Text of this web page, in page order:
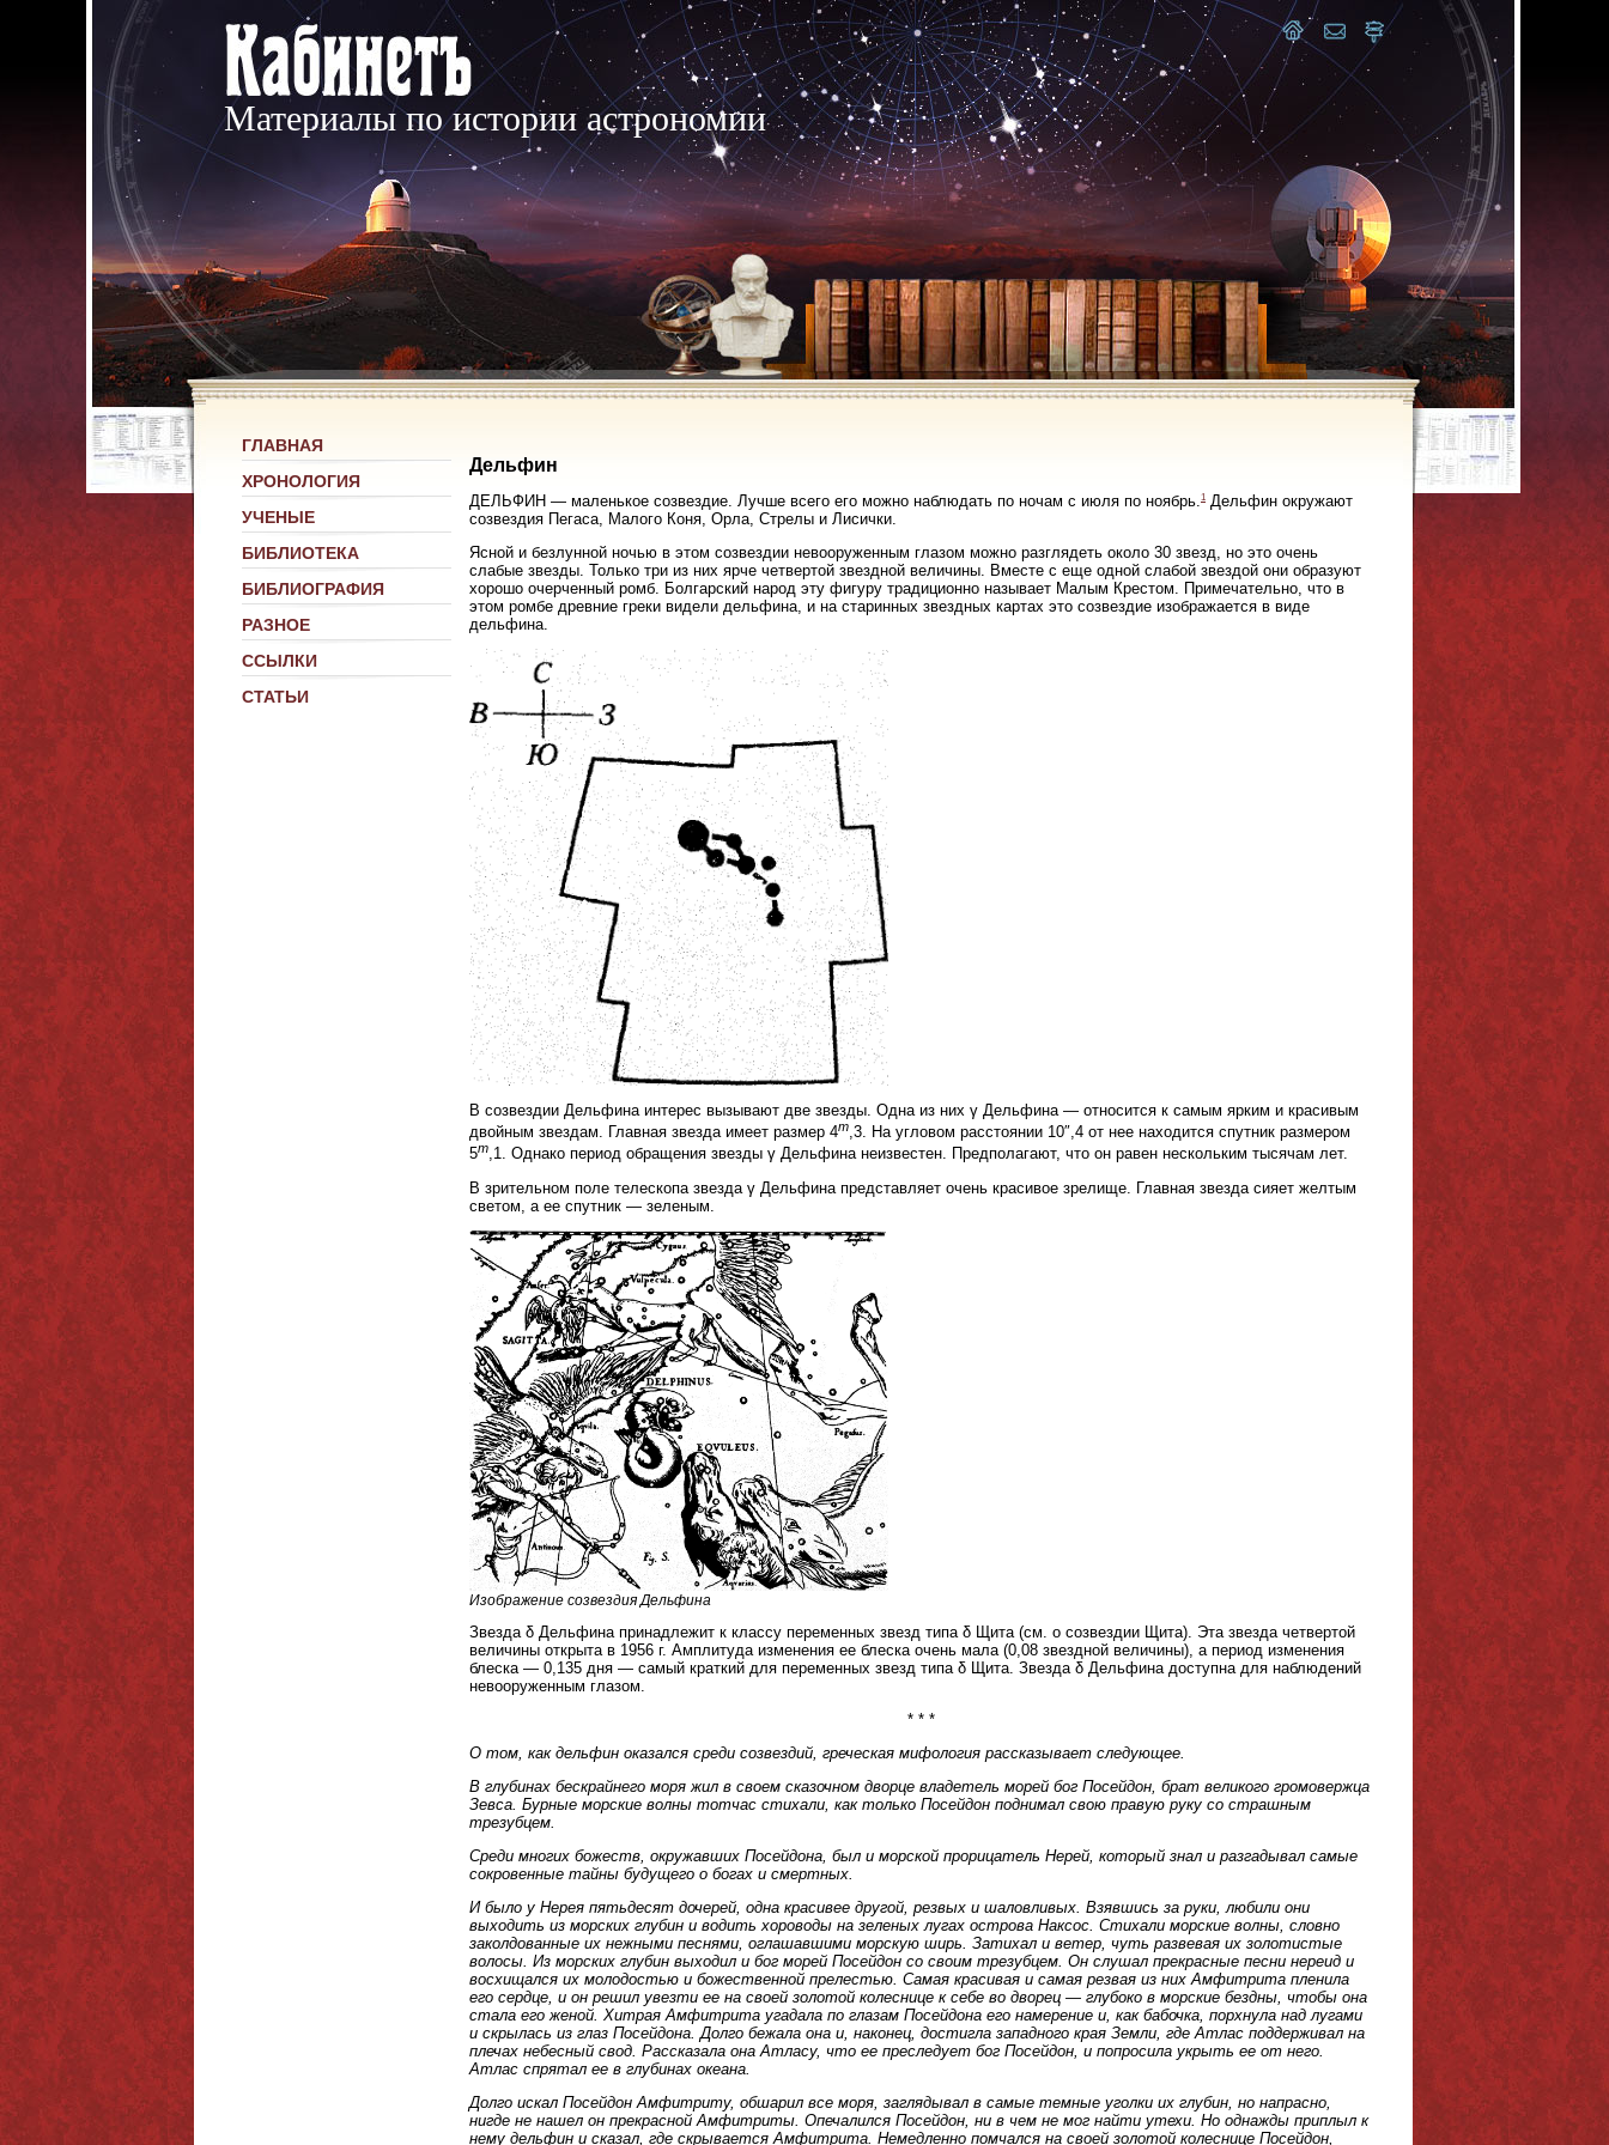
Материалы по истории астрономии
ГЛАВНАЯ
ХРОНОЛОГИЯ
УЧЕНЫЕ
БИБЛИОТЕКА
БИБЛИОГРАФИЯ
РАЗНОЕ
ССЫЛКИ
СТАТЬИ
Дельфин
ДЕЛЬФИН — маленькое созвездие. Лучше всего его можно наблюдать по ночам с июля по ноябрь.1
Дельфин окружают
созвездия Пегаса, Малого Коня, Орла, Стрелы и Лисички.
Ясной и безлунной ночью в этом созвездии невооруженным глазом можно разглядеть около 30 звезд, но это очень
слабые звезды. Только три из них ярче четвертой звездной величины. Вместе с еще одной слабой звездой они образуют
хорошо очерченный ромб. Болгарский народ эту фигуру традиционно называет Малым Крестом. Примечательно, что в
этом ромбе древние греки видели дельфина, и на старинных звездных картах это созвездие изображается в виде
дельфина.
В созвездии Дельфина интерес вызывают две звезды. Одна из них γ Дельфина — относится к самым ярким и красивым
двойным звездам. Главная звезда имеет размер 4m,3. На угловом расстоянии 10″,4 от нее находится спутник размером
5m,1. Однако период обращения звезды γ Дельфина неизвестен. Предполагают, что он равен нескольким тысячам лет.
В зрительном поле телескопа звезда γ Дельфина представляет очень красивое зрелище. Главная звезда сияет желтым
светом, а ее спутник — зеленым.
Изображение созвездия Дельфина
Звезда δ Дельфина принадлежит к классу переменных звезд типа δ Щита (см. о созвездии Щита). Эта звезда четвертой
величины открыта в 1956 г. Амплитуда изменения ее блеска очень мала (0,08 звездной величины), а период изменения
блеска — 0,135 дня — самый краткий для переменных звезд типа δ Щита. Звезда δ Дельфина доступна для наблюдений
невооруженным глазом.
* * *
О том, как дельфин оказался среди созвездий, греческая мифология рассказывает следующее.
В глубинах бескрайнего моря жил в своем сказочном дворце владетель морей бог Посейдон, брат великого громовержца
Зевса. Бурные морские волны тотчас стихали, как только Посейдон поднимал свою правую руку со страшным
трезубцем.
Среди многих божеств, окружавших Посейдона, был и морской прорицатель Нерей, который знал и разгадывал самые
сокровенные тайны будущего о богах и смертных.
И было у Нерея пятьдесят дочерей, одна красивее другой, резвых и шаловливых. Взявшись за руки, любили они
выходить из морских глубин и водить хороводы на зеленых лугах острова Наксос. Стихали морские волны, словно
заколдованные их нежными песнями, оглашавшими морскую ширь. Затихал и ветер, чуть развевая их золотистые
волосы. Из морских глубин выходил и бог морей Посейдон со своим трезубцем. Он слушал прекрасные песни нереид и
восхищался их молодостью и божественной прелестью. Самая красивая и самая резвая из них Амфитрита пленила
его сердце, и он решил увезти ее на своей золотой колеснице к себе во дворец — глубоко в морские бездны, чтобы она
стала его женой. Хитрая Амфитрита угадала по глазам Посейдона его намерение и, как бабочка, порхнула над лугами
и скрылась из глаз Посейдона. Долго бежала она и, наконец, достигла западного края Земли, где Атлас поддерживал на
плечах небесный свод. Рассказала она Атласу, что ее преследует бог Посейдон, и попросила укрыть ее от него.
Атлас спрятал ее в глубинах океана.
Долго искал Посейдон Амфитриту, обшарил все моря, заглядывал в самые темные уголки их глубин, но напрасно,
нигде не нашел он прекрасной Амфитриты. Опечалился Посейдон, ни в чем не мог найти утехи. Но однажды приплыл к
нему дельфин и сказал, где скрывается Амфитрита. Немедленно помчался на своей золотой колеснице Посейдон,